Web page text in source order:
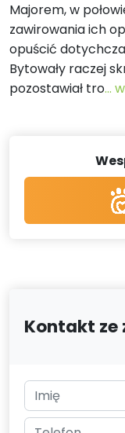
Majorem, w
zawirowania ich
opuścić
Bytowały raczej
pozostawiał tro...
Kontakt ze